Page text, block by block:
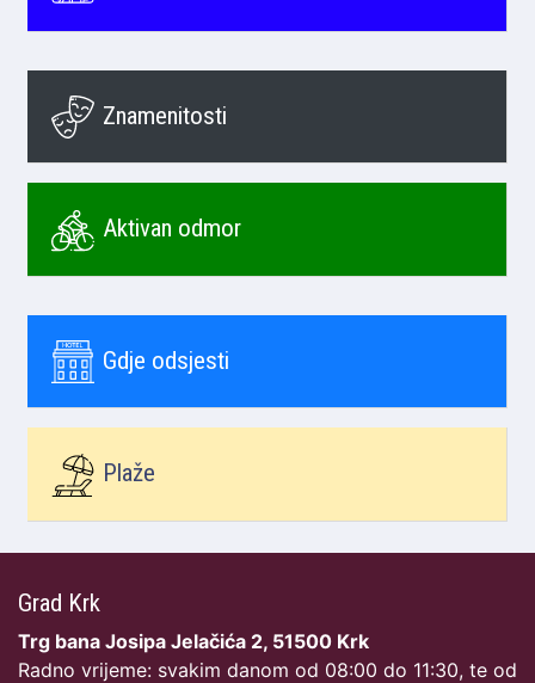
Znamenitosti
Aktivan odmor
Gdje odsjesti
Plaže
Grad Krk
Trg bana Josipa Jelačića 2, 51500 Krk
Radno vrijeme: svakim danom od 08:00 do 11:30, te od